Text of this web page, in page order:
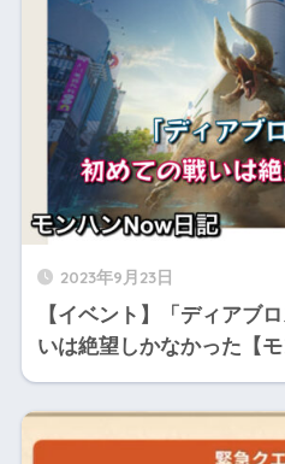
2023年9月23日
【イベント】「ディアブ
いは絶望しかなかった【モ